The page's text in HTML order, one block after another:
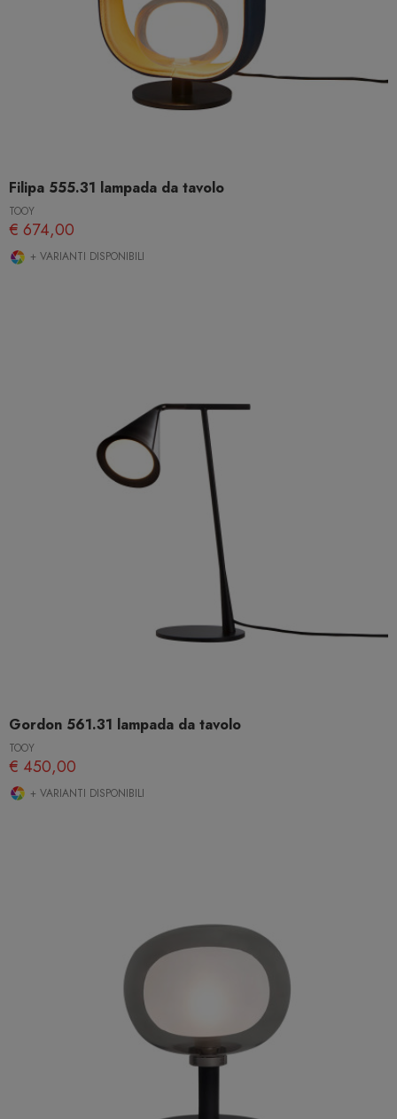
Filipa 555.31 lampada da tavolo
TOOY
€ 674,00
+ VARIANTI DISPONIBILI
Gordon 561.31 lampada da tavolo
TOOY
€ 450,00
+ VARIANTI DISPONIBILI